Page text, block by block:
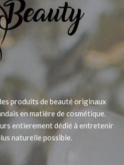
produits de beauté originaux
en matière de cosmétique.
entierement dédié à entretenir
naturelle possible.